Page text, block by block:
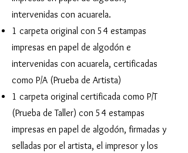
intervenidas con acuarela.
1 carpeta original con 54 estampas
impresas en papel de algodón e
intervenidas con acuarela, certificadas
como P/A (Prueba de Artista)
1 carpeta original certificada como P/T
(Prueba de Taller) con 54 estampas
impresas en papel de algodón, firmadas y
selladas por el artista, el impresor y los